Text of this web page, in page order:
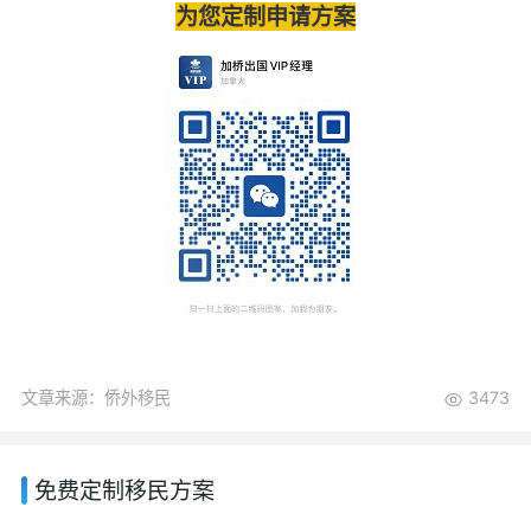
为您定制申请方案
文章来源：侨外移民 3473
免费定制移民方案